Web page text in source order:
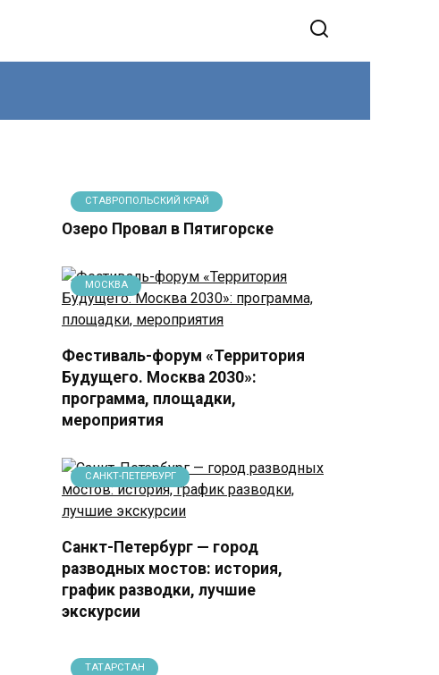
СТАВРОПОЛЬСКИЙ КРАЙ
Озеро Провал в Пятигорске
МОСКВА
Фестиваль-форум «Территория
Будущего. Москва 2030»:
программа, площадки,
мероприятия
САНКТ-ПЕТЕРБУРГ
Санкт-Петербург — город
разводных мостов: история,
график разводки, лучшие
экскурсии
ТАТАРСТАН